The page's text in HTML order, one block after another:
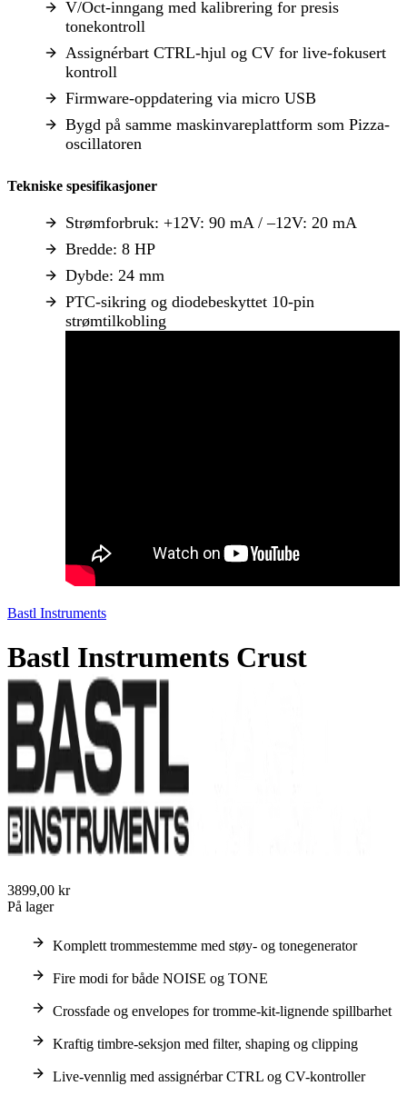
V/Oct-inngang med kalibrering for presis
tonekontroll
Assignérbart CTRL-hjul og CV for live-fokusert
kontroll
Firmware-oppdatering via micro USB
Bygd på samme maskinvareplattform som Pizza-
oscillatoren
Tekniske spesifikasjoner
Strømforbruk: +12V: 90 mA / –12V: 20 mA
Bredde: 8 HP
Dybde: 24 mm
PTC-sikring og diodebeskyttet 10-pin
strømtilkobling
Bastl Instruments
Bastl Instruments Crust
3899,00 kr
På lager
Komplett trommestemme med støy- og tonegenerator
Fire modi for både NOISE og TONE
Crossfade og envelopes for tromme-kit-lignende spillbarhet
Kraftig timbre-seksjon med filter, shaping og clipping
Live-vennlig med assignérbar CTRL og CV-kontroller